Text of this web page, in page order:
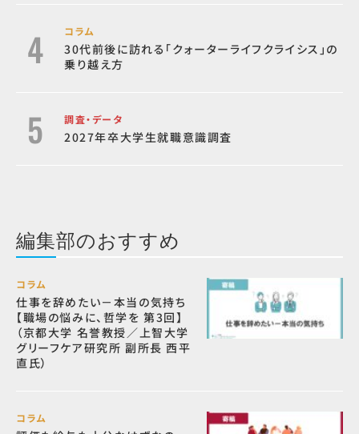
コラム
30代前後に訪れる「クォーターライフクライシス」の
乗り越え方
調査・データ
2027年卒大学生就職意識調査
編集部のおすすめ
コラム
仕事を辞めたい－本当の気持ち
【職場の悩みに、哲学を 第3回】
（京都大学 名誉教授／上智大学
グリーフケア研究所 副所長 西平
直氏）
コラム